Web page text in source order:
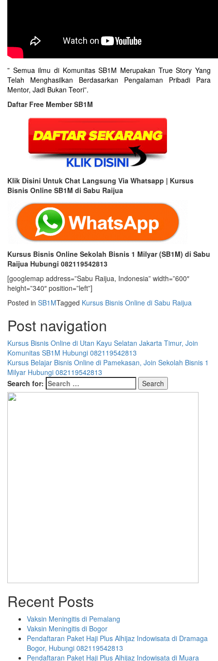
” Semua ilmu di Komunitas SB1M Merupakan True Story Yang
Telah Menghasilkan Berdasarkan Pengalaman Pribadi Para
Mentor, Jadi Bukan Teori”.
Daftar Free Member SB1M
Klik Disini Untuk Chat Langsung Via Whatsapp | Kursus
Bisnis Online SB1M di Sabu Raijua
Kursus Bisnis Online Sekolah Bisnis 1 Milyar (SB1M) di Sabu
Raijua Hubungi 082119542813
[googlemap address=”Sabu Raijua, Indonesia” width=”600″
height=”340″ position=”left”]
Posted in SB1MTagged Kursus Bisnis Online di Sabu Raijua
Post navigation
Kursus Bisnis Online di Utan Kayu Selatan Jakarta Timur, Join
Komunitas SB1M Hubungi 082119542813
Kursus Belajar Bisnis Online di Pamekasan, Join Sekolah Bisnis 1
Milyar Hubungi 082119542813
Search for:
Recent Posts
Vaksin Meningitis di Pemalang
Vaksin Meningitis di Bogor
Pendaftaran Paket Haji Plus Alhijaz Indowisata di Dramaga
Bogor, Hubungi 082119542813
Pendaftaran Paket Haji Plus Alhijaz Indowisata di Muara